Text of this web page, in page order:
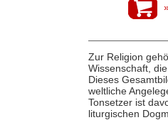
Zur Religion
Wissenschaft,
Dieses
weltliche
Tonsetzer ist
liturgischen